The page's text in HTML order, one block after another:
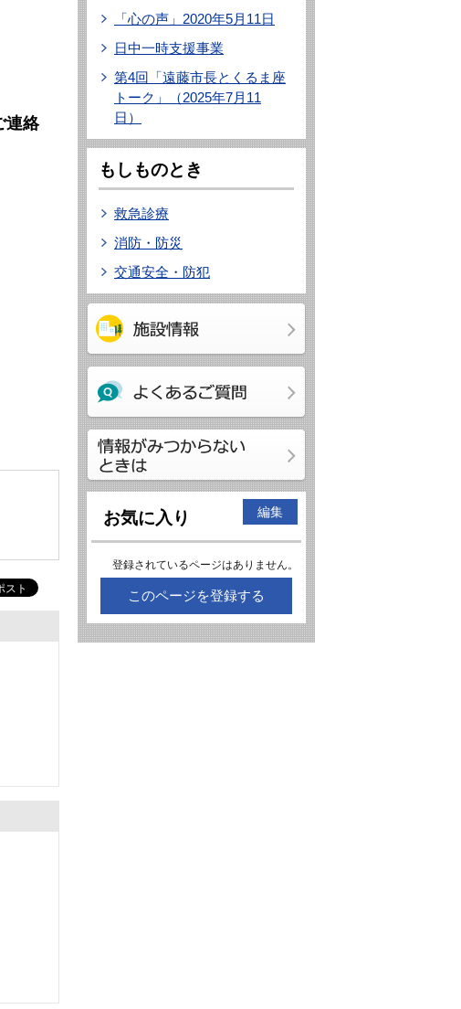
連絡
「心の声」2020年5月11日
日中一時支援事業
第4回「遠藤市長とくるま座
トーク」（2025年7月11
日）
もしものとき
救急診療
消防・防災
交通安全・防犯
お気に入り 編集
登録されているページはありません。
このページを登録する